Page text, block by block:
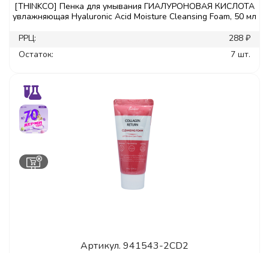
[THINKCO] Пенка для умывания ГИАЛУРОНОВАЯ КИСЛОТА
увлажняющая Hyaluronic Acid Moisture Cleansing Foam, 50 мл
РРЦ:
288 ₽
Остаток:
7 шт.
Артикул. 941543-2CD2